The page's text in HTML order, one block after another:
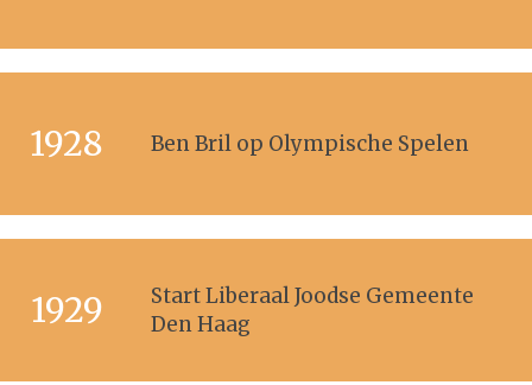
1928 Ben Bril op Olympische Spelen
1929
Start Liberaal Joodse Gemeente
Den Haag